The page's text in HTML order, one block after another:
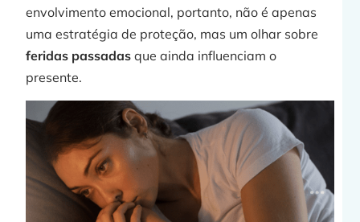
envolvimento emocional, portanto, não é apenas
uma estratégia de proteção, mas um olhar sobre
feridas passadas que ainda influenciam o
presente.